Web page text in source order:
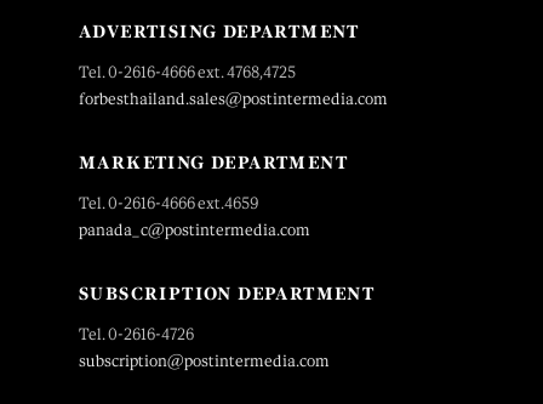
ADVERTISING DEPARTMENT
Tel. 0-2616-4666 ext. 4768,4725
forbesthailand.sales@postintermedia.com
MARKETING DEPARTMENT
Tel. 0-2616-4666 ext.4659
panada_c@postintermedia.com
SUBSCRIPTION DEPARTMENT
Tel. 0-2616-4726
subscription@postintermedia.com